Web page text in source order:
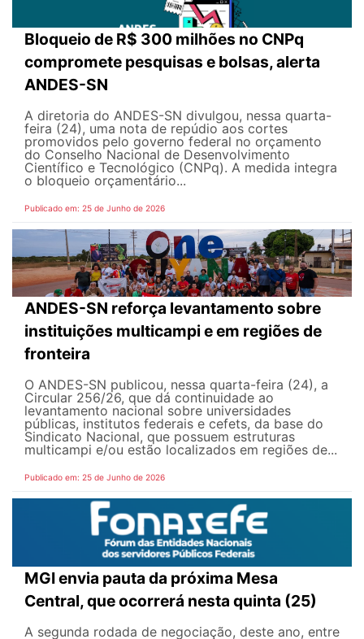
Bloqueio de R$ 300 milhões no CNPq
compromete pesquisas e bolsas, alerta
ANDES-SN
A diretoria do ANDES-SN divulgou, nessa quarta-
feira (24), uma nota de repúdio aos cortes
promovidos pelo governo federal no orçamento
do Conselho Nacional de Desenvolvimento
Científico e Tecnológico (CNPq). A medida integra
o bloqueio orçamentário...
Publicado em: 25 de Junho de 2026
ANDES-SN reforça levantamento sobre
instituições multicampi e em regiões de
fronteira
O ANDES-SN publicou, nessa quarta-feira (24), a
Circular 256/26, que dá continuidade ao
levantamento nacional sobre universidades
públicas, institutos federais e cefets, da base do
Sindicato Nacional, que possuem estruturas
multicampi e/ou estão localizados em regiões de...
Publicado em: 25 de Junho de 2026
MGI envia pauta da próxima Mesa
Central, que ocorrerá nesta quinta (25)
A segunda rodada de negociação, deste ano, entre